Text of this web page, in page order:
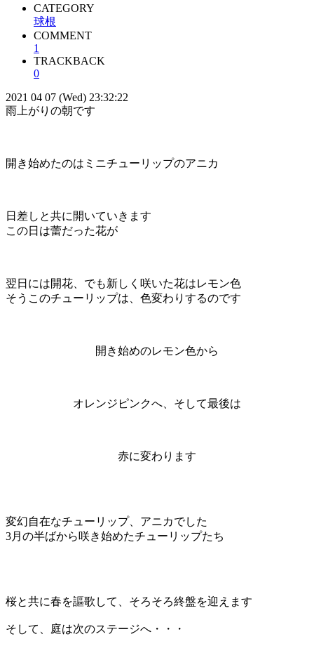
CATEGORY
球根
COMMENT
1
TRACKBACK
0
2021 04 07 (Wed) 23:32:22
雨上がりの朝です
開き始めたのはミニチューリップのアニカ
日差しと共に開いていきます
この日は蕾だった花が
翌日には開花、でも新しく咲いた花はレモン色
そうこのチューリップは、色変わりするのです
開き始めのレモン色から
オレンジピンクへ、そして最後は
赤に変わります
変幻自在なチューリップ、アニカでした
3月の半ばから咲き始めたチューリップたち
桜と共に春を謳歌して、そろそろ終盤を迎えます
そして、庭は次のステージへ・・・